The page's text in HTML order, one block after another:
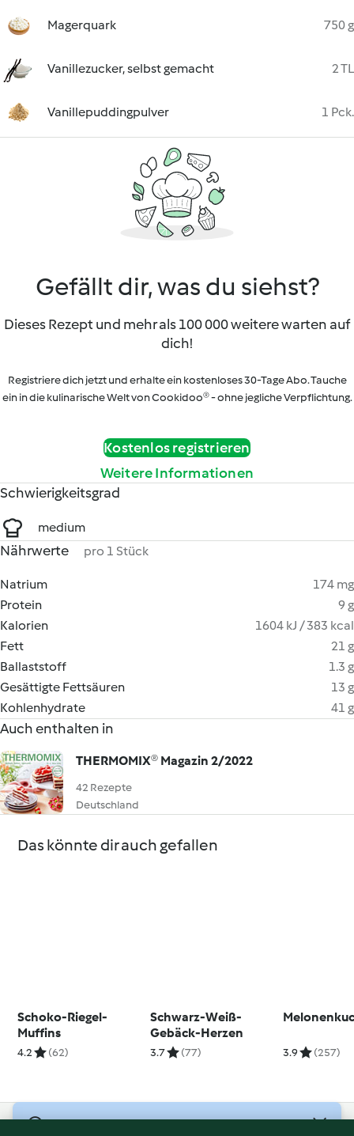
Magerquark 750 g
Vanillezucker, selbst gemacht 2 TL
Vanillepuddingpulver 1 Pck.
Gefällt dir, was du siehst?
Dieses Rezept und mehr als 100 000 weitere warten auf
dich!
Registriere dich jetzt und erhalte ein kostenloses 30-Tage Abo. Tauche
ein in die kulinarische Welt von Cookidoo® - ohne jegliche Verpflichtung.
Kostenlos registrieren
Weitere Informationen
Schwierigkeitsgrad
medium
Nährwerte pro 1 Stück
Natrium
174 mg
Protein
9 g
Kalorien
1604 kJ / 383 kcal
Fett
21 g
Ballaststoff
1.3 g
Gesättigte Fettsäuren
13 g
Kohlenhydrate
41 g
Auch enthalten in
THERMOMIX® Magazin 2/2022
42 Rezepte
Deutschland
Das könnte dir auch gefallen
Schoko-Riegel-
Muffins
4.2 (62)
Schwarz-Weiß-
Gebäck-Herzen
3.7 (77) 3.9 (257)